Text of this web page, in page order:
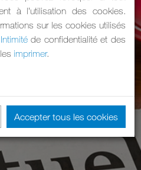
à l’utilisation des cookies.
sur les cookies utilisés
Intimitéde confidentialité et des
imprimer.
Accepter tous les cookies